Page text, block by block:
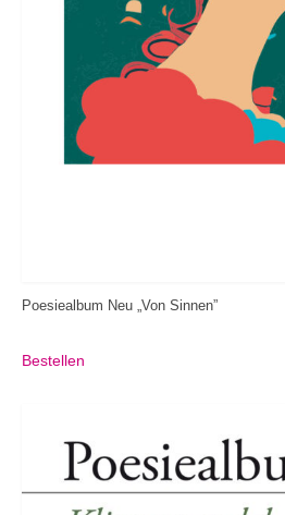
Poesiealbum Neu „Von Sinnen”
Bestellen